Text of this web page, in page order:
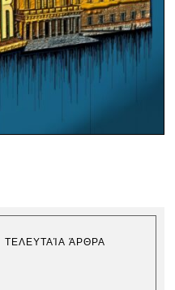
ΤΕΛΕΥΤΑΊΑ ΆΡΘΡΑ